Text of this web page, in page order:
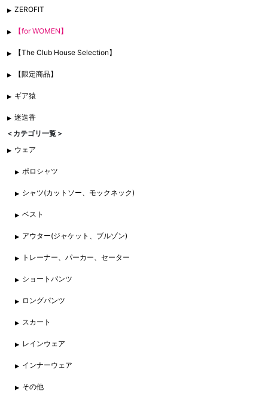
ZEROFIT
【for WOMEN】
【The Club House Selection】
【限定商品】
ギア猿
迷迭香
＜カテゴリ一覧＞
ウェア
ポロシャツ
シャツ(カットソー、モックネック)
ベスト
アウター(ジャケット、ブルゾン)
トレーナー、パーカー、セーター
ショートパンツ
ロングパンツ
スカート
レインウェア
インナーウェア
その他